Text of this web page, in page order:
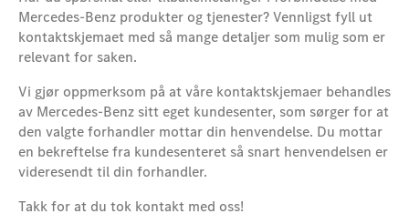
Mercedes-Benz produkter og tjenester? Vennligst fyll ut
kontaktskjemaet med så mange detaljer som mulig som er
relevant for saken.
Vi gjør oppmerksom på at våre kontaktskjemaer behandles
av Mercedes-Benz sitt eget kundesenter, som sørger for at
den valgte forhandler mottar din henvendelse. Du mottar
en bekreftelse fra kundesenteret så snart henvendelsen er
videresendt til din forhandler.
Takk for at du tok kontakt med oss!